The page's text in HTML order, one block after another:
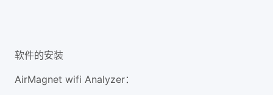
软件的安装
AirMagnet wifi Analyzer：